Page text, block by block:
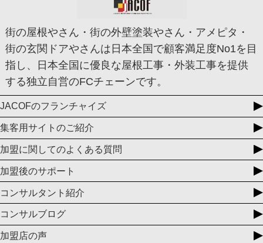
街の屋根やさん・街の外壁塗装やさん・アメピタ・
街の玄関ドアやさんは日本全国で顧客満足度No1を目
指し、日本全国に優良な屋根工事・外装工事を提供
する独立自営のFCチェーンです。
JACOFのフランチャイズ
集客用サイトのご紹介
加盟に関してのよくある質問
加盟後のサポート
コンサルタント紹介
コンサルブログ
加盟店の声